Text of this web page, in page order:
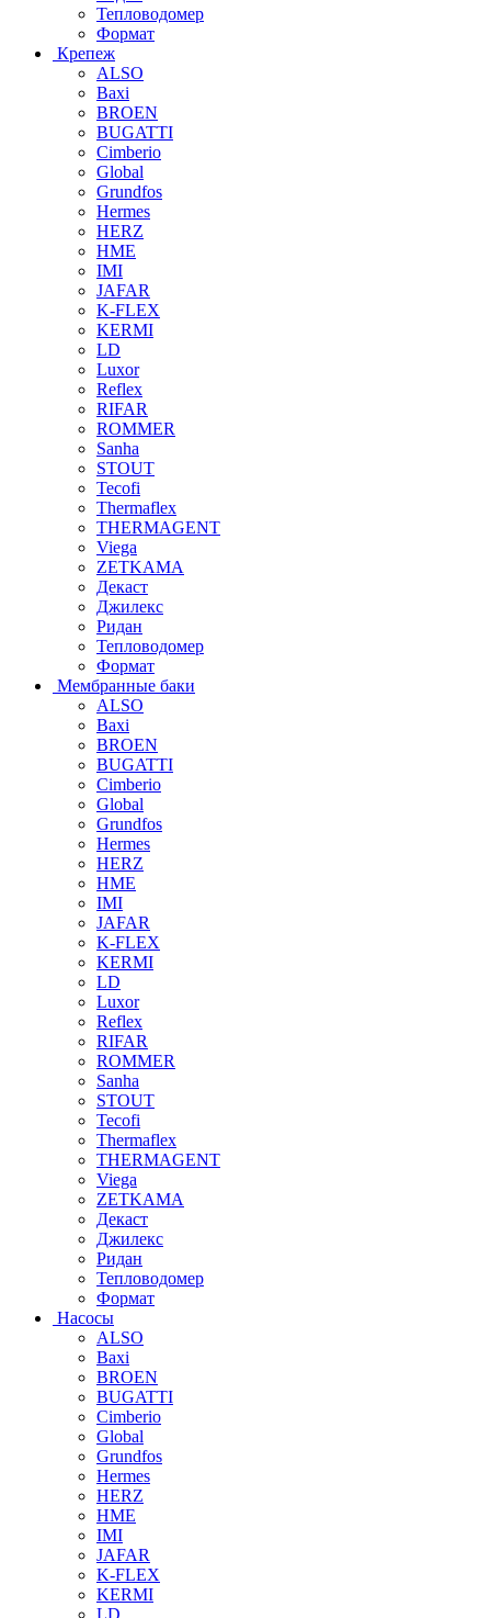
Тепловодомер
Формат
Крепеж
ALSO
Baxi
BROEN
BUGATTI
Cimberio
Global
Grundfos
Hermes
HERZ
HME
IMI
JAFAR
K-FLEX
KERMI
LD
Luxor
Reflex
RIFAR
ROMMER
Sanha
STOUT
Tecofi
Thermaflex
THERMAGENT
Viega
ZETKAMA
Декаст
Джилекс
Ридан
Тепловодомер
Формат
Мембранные баки
ALSO
Baxi
BROEN
BUGATTI
Cimberio
Global
Grundfos
Hermes
HERZ
HME
IMI
JAFAR
K-FLEX
KERMI
LD
Luxor
Reflex
RIFAR
ROMMER
Sanha
STOUT
Tecofi
Thermaflex
THERMAGENT
Viega
ZETKAMA
Декаст
Джилекс
Ридан
Тепловодомер
Формат
Насосы
ALSO
Baxi
BROEN
BUGATTI
Cimberio
Global
Grundfos
Hermes
HERZ
HME
IMI
JAFAR
K-FLEX
KERMI
LD